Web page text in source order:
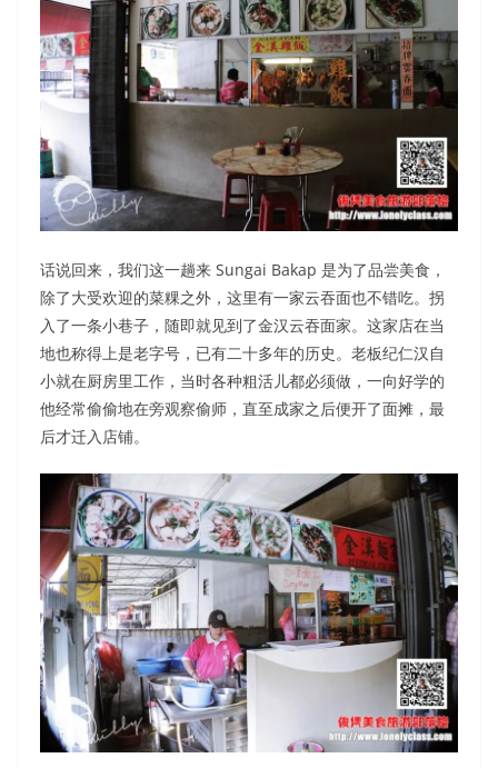
话说回来，我们这一趟来 Sungai Bakap 是为了品尝美食，
除了大受欢迎的菜粿之外，这里有一家云吞面也不错吃。拐
入了一条小巷子，随即就见到了金汉云吞面家。这家店在当
地也称得上是老字号，已有二十多年的历史。老板纪仁汉自
小就在厨房里工作，当时各种粗活儿都必须做，一向好学的
他经常偷偷地在旁观察偷师，直至成家之后便开了面摊，最
后才迁入店铺。